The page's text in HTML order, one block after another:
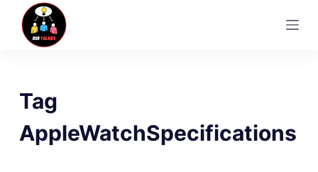
Tag
AppleWatchSpecifications